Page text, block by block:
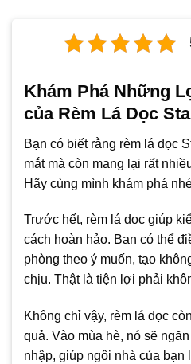
Khám Phá Những
của Rèm Lá Dọc
Bạn có biết rằng rèm lá dọc
mắt mà còn mang lại rất
Hãy cùng mình khám phá
Trước hết, rèm lá dọc giúp
cách hoàn hảo. Bạn có thể
phòng theo ý muốn, tạo
chịu. Thật là tiện lợi phải
Không chỉ vậy, rèm lá dọc
quả. Vào mùa hè, nó sẽ
nhập, giúp ngôi nhà của bạn